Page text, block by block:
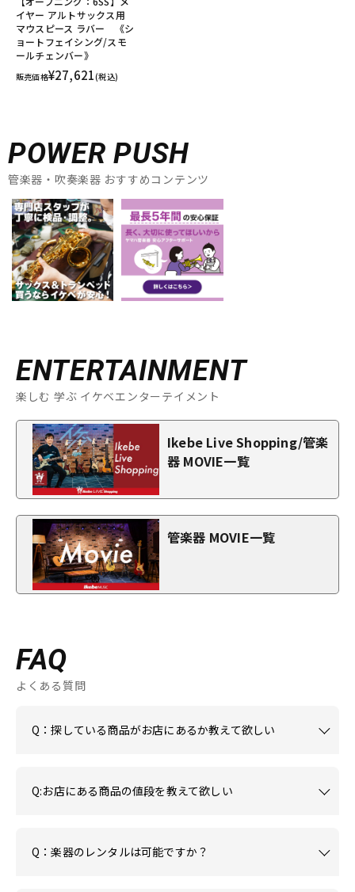
イヤー アルトサックス用
マウスピース ラバー 《シ
ョートフェイシング/スモ
ールチェンバー》
販売価格¥27,621(税込)
POWER PUSH
管楽器・吹奏楽器 おすすめコンテンツ
ENTERTAINMENT
楽しむ 学ぶ イケベエンターテイメント
Ikebe Live Shopping/管楽
器 MOVIE一覧
管楽器 MOVIE一覧
FAQ
よくある質問
Q：探している商品がお店にあるか教えて欲しい
Q:お店にある商品の値段を教えて欲しい
Q：楽器のレンタルは可能ですか？